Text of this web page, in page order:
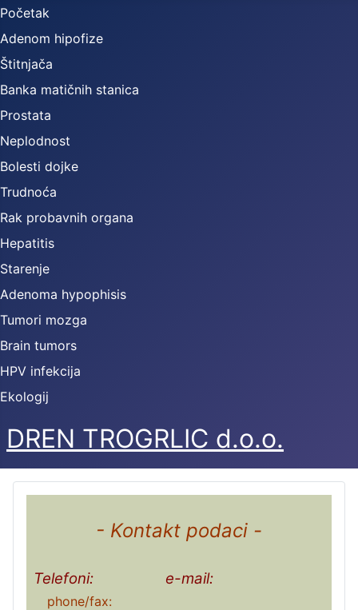
Početak
Adenom hipofize
Štitnjača
Banka matičnih stanica
Prostata
Neplodnost
Bolesti dojke
Trudnoća
Rak probavnih organa
Hepatitis
Starenje
Adenoma hypophisis
Tumori mozga
Brain tumors
HPV infekcija
Ekologij
DREN TROGRLIC d.o.o.
- Kontakt podaci -
Telefoni: e-mail:
phone/fax: